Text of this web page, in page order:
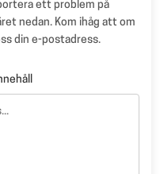
ett problem på
nedan. Kom ihåg att om
din e-postadress.